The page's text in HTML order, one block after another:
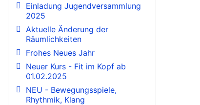
Einladung Jugendversammlung
2025
Aktuelle Änderung der
Räumlichkeiten
Frohes Neues Jahr
Neuer Kurs - Fit im Kopf ab
01.02.2025
NEU - Bewegungsspiele,
Rhythmik, Klang